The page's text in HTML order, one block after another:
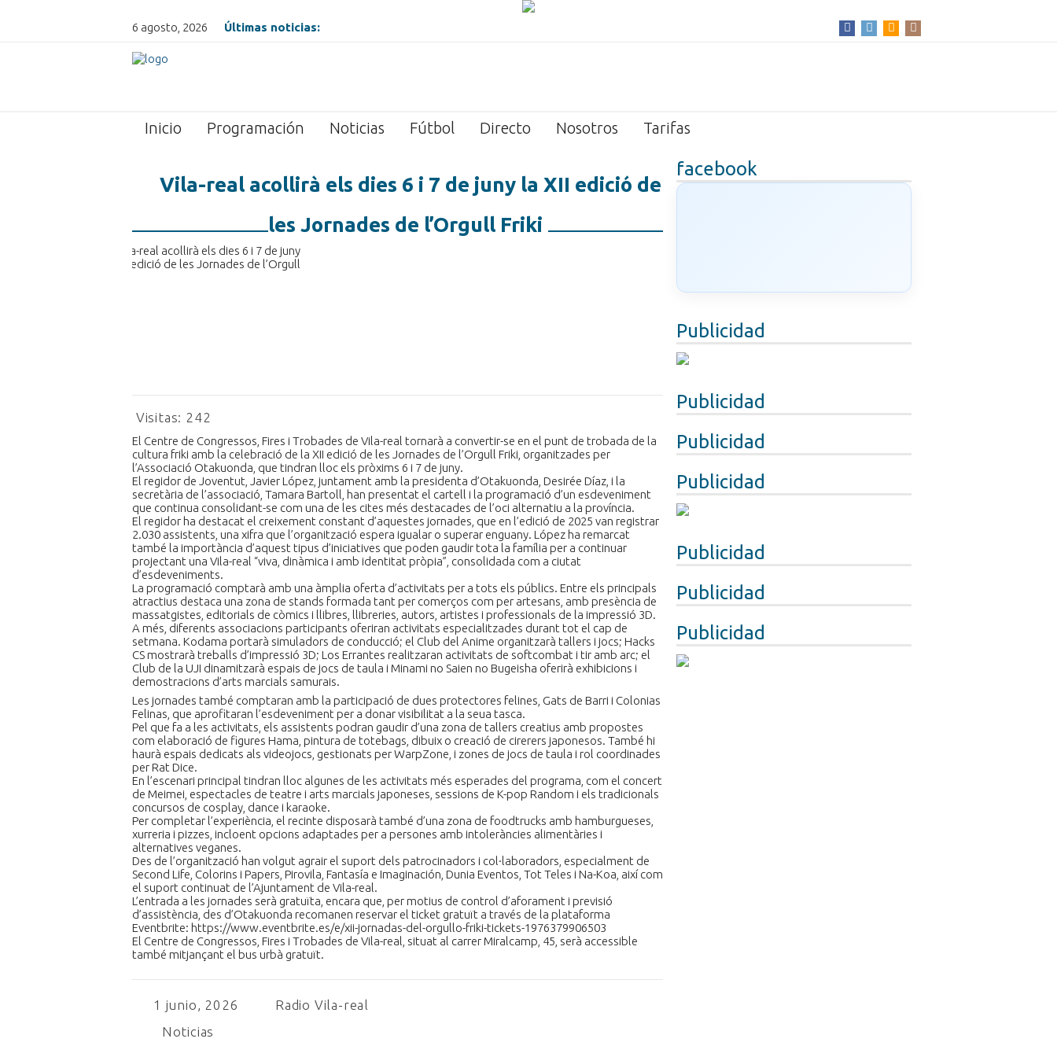
6 agosto, 2026 Últimas noticias:
Inicio Programación Noticias Fútbol Directo Nosotros Tarifas
facebook
Publicidad
Publicidad
Publicidad
Publicidad
Publicidad
Publicidad
Publicidad
Vila-real acollirà els dies 6 i 7 de juny la XII edició de
les Jornades de l’Orgull Friki
Visitas: 242
El Centre de Congressos, Fires i Trobades de Vila-real tornarà a convertir-se en el punt de trobada de la
cultura friki amb la celebració de la XII edició de les Jornades de l’Orgull Friki, organitzades per
l’Associació Otakuonda, que tindran lloc els pròxims 6 i 7 de juny.
El regidor de Joventut, Javier López, juntament amb la presidenta d’Otakuonda, Desirée Díaz, i la
secretària de l’associació, Tamara Bartoll, han presentat el cartell i la programació d’un esdeveniment
que continua consolidant-se com una de les cites més destacades de l’oci alternatiu a la província.
El regidor ha destacat el creixement constant d’aquestes jornades, que en l’edició de 2025 van registrar
2.030 assistents, una xifra que l’organització espera igualar o superar enguany. López ha remarcat
també la importància d’aquest tipus d’iniciatives que poden gaudir tota la família per a continuar
projectant una Vila-real “viva, dinàmica i amb identitat pròpia”, consolidada com a ciutat
d’esdeveniments.
La programació comptarà amb una àmplia oferta d’activitats per a tots els públics. Entre els principals
atractius destaca una zona de stands formada tant per comerços com per artesans, amb presència de
massatgistes, editorials de còmics i llibres, llibreries, autors, artistes i professionals de la impressió 3D.
A més, diferents associacions participants oferiran activitats especialitzades durant tot el cap de
setmana. Kodama portarà simuladors de conducció; el Club del Anime organitzarà tallers i jocs; Hacks
CS mostrarà treballs d’impressió 3D; Los Errantes realitzaran activitats de softcombat i tir amb arc; el
Club de la UJI dinamitzarà espais de jocs de taula i Minami no Saien no Bugeisha oferirà exhibicions i
demostracions d’arts marcials samurais.
Les jornades també comptaran amb la participació de dues protectores felines, Gats de Barri i Colonias
Felinas, que aprofitaran l’esdeveniment per a donar visibilitat a la seua tasca.
Pel que fa a les activitats, els assistents podran gaudir d’una zona de tallers creatius amb propostes
com elaboració de figures Hama, pintura de totebags, dibuix o creació de cirerers japonesos. També hi
haurà espais dedicats als videojocs, gestionats per WarpZone, i zones de jocs de taula i rol coordinades
per Rat Dice.
En l’escenari principal tindran lloc algunes de les activitats més esperades del programa, com el concert
de Meimei, espectacles de teatre i arts marcials japoneses, sessions de K-pop Random i els tradicionals
concursos de cosplay, dance i karaoke.
Per completar l’experiència, el recinte disposarà també d’una zona de foodtrucks amb hamburgueses,
xurreria i pizzes, incloent opcions adaptades per a persones amb intoleràncies alimentàries i
alternatives veganes.
Des de l’organització han volgut agrair el suport dels patrocinadors i col·laboradors, especialment de
Second Life, Colorins i Papers, Pirovila, Fantasía e Imaginación, Dunia Eventos, Tot Teles i Na-Koa, així com
el suport continuat de l’Ajuntament de Vila-real.
L’entrada a les jornades serà gratuïta, encara que, per motius de control d’aforament i previsió
d’assistència, des d’Otakuonda recomanen reservar el ticket gratuït a través de la plataforma
Eventbrite: https://www.eventbrite.es/e/xii-jornadas-del-orgullo-friki-tickets-1976379906503
El Centre de Congressos, Fires i Trobades de Vila-real, situat al carrer Miralcamp, 45, serà accessible
també mitjançant el bus urbà gratuït.
1 junio, 2026
Radio Vila-real
Noticias